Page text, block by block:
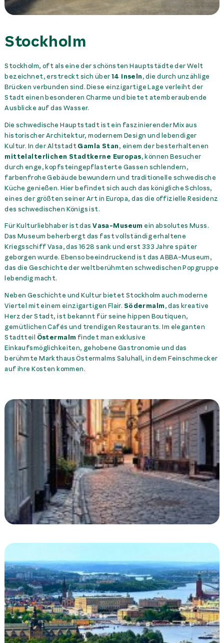
Stockholm
Stockholm, oft als eine der schönsten Hauptstädte der Welt
bezeichnet, erstreckt sich über14 Inseln, die durch unzählige
Brücken verbunden sind. Diese einzigartige Lage verleiht der
Stadt einen besonderen Charme und bietet atemberaubende
Ausblicke auf das Wasser.
Die schwedische Hauptstadt ist ein faszinierender Mix aus
historischer Architektur, modernem Design und lebendiger
Kultur. In der AltstadtGamla Stan, einem der besterhaltenen
mittelalterlichen Stadtkerne Europas, können Besucher
durch enge, kopfsteingepflasterte Gassen schlendern,
farbenfrohe Gebäude bewundern und traditionelle schwedische
Küche genießen. Hier befindet sich auch das königliche Schloss,
eines der größten seiner Art in Europa, das die offizielle Residenz
des schwedischen Königs ist.
Für Kulturliebhaber ist dasVasa-Museum ein absolutes Muss.
Das Museum beherbergt das fast vollständig erhaltene
Kriegsschiff Vasa, das 1628 sank und erst 333 Jahre später
geborgen wurde. Ebenso beeindruckend ist das ABBA-Museum,
das die Geschichte der weltberühmten schwedischen Popgruppe
lebendig macht.
Neben Geschichte und Kultur bietet Stockholm auch moderne
Viertel mit einem einzigartigen Flair. Södermalm, das kreative
Herz der Stadt, ist bekannt für seine hippen Boutiquen,
gemütlichen Cafés und trendigen Restaurants. Im eleganten
Stadtteil Östermalm findet man exklusive
Einkaufsmöglichkeiten, gehobene Gastronomie und das
berühmte Markthaus Östermalms Saluhall, in dem Feinschmecker
auf ihre Kosten kommen.